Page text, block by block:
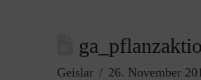
Geislar 26. November